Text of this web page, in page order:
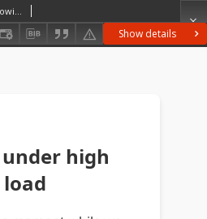
Show details
Kartoteka Słownika Łaciny Średniowiecznej; vemicaria - verbotenus